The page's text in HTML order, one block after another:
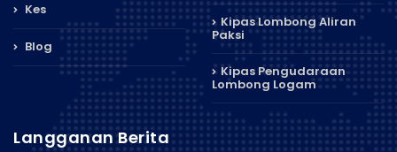
Kes
Blog
Kipas Lombong Aliran
Paksi
Kipas Pengudaraan
Lombong Logam
Langganan Berita